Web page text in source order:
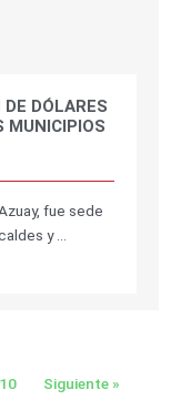
DÓLARES
MUNICIPIOS
fue sede
y …
10 Siguiente »